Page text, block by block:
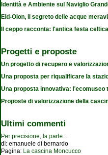
Identità e Ambiente sul Naviglio
Eid-Olon, il segreto delle acque
Il ceppo racconta: l'antica festa
Progetti e proposte
Un progetto di recupero e
Una proposta per riqualificare la
Una proposta innovativa: l'ecomuseo
Proposte di valorizzazione della
Ultimi commenti
Per precisione, la parte
di: emanuele di bernardo
Pagina: La cascina Moncucco